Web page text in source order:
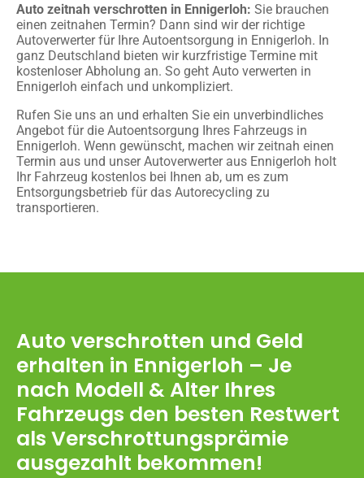
Auto zeitnah verschrotten in Ennigerloh: Sie brauchen
einen zeitnahen Termin? Dann sind wir der richtige
Autoverwerter für Ihre Autoentsorgung in Ennigerloh. In
ganz Deutschland bieten wir kurzfristige Termine mit
kostenloser Abholung an. So geht Auto verwerten in
Ennigerloh einfach und unkompliziert.
Rufen Sie uns an und erhalten Sie ein unverbindliches
Angebot für die Autoentsorgung Ihres Fahrzeugs in
Ennigerloh. Wenn gewünscht, machen wir zeitnah einen
Termin aus und unser Autoverwerter aus Ennigerloh holt
Ihr Fahrzeug kostenlos bei Ihnen ab, um es zum
Entsorgungsbetrieb für das Autorecycling zu
transportieren.
Auto verschrotten und Geld
erhalten in Ennigerloh – Je
nach Modell & Alter Ihres
Fahrzeugs den besten Restwert
als Verschrottungsprämie
ausgezahlt bekommen!